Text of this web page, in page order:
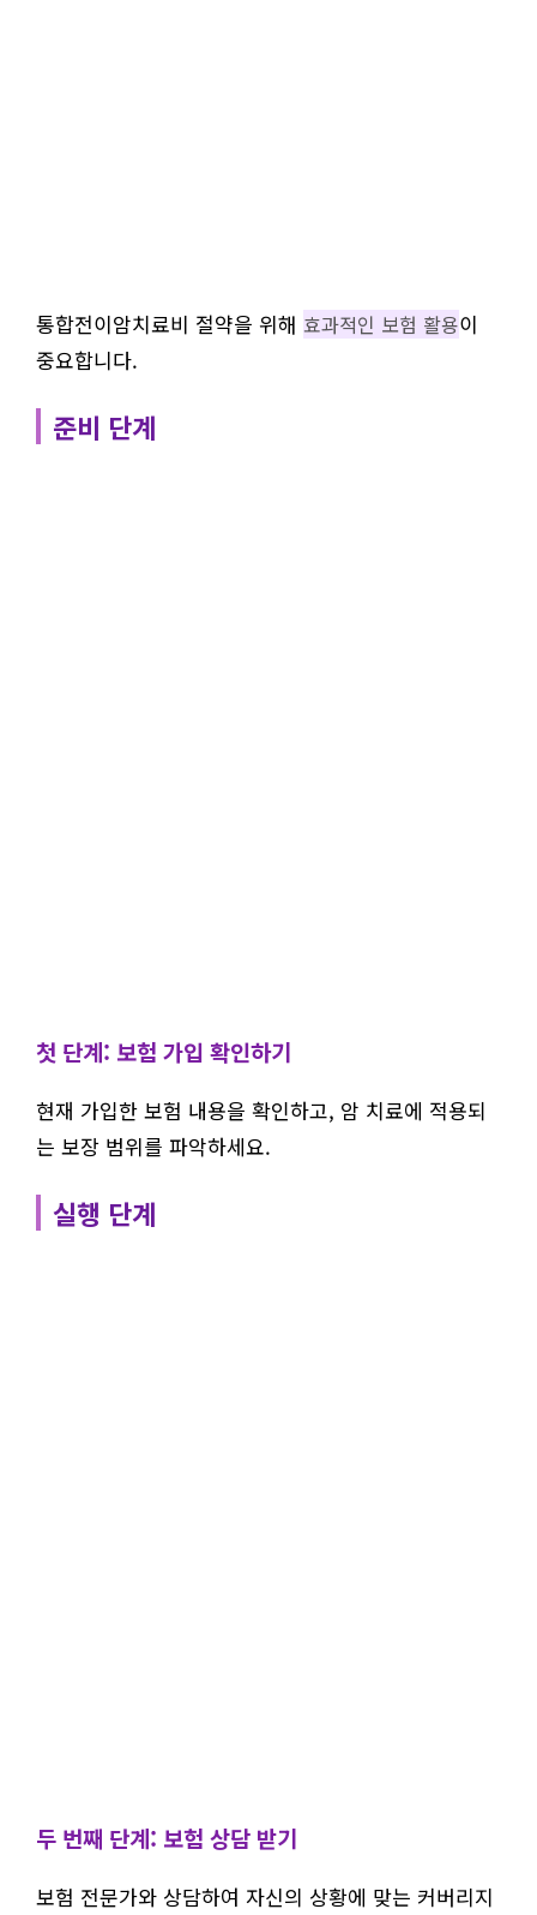
통합전이암치료비 절약을 위해 효과적인 보험 활용이
중요합니다.
준비 단계
첫 단계: 보험 가입 확인하기
현재 가입한 보험 내용을 확인하고, 암 치료에 적용되
는 보장 범위를 파악하세요.
실행 단계
두 번째 단계: 보험 상담 받기
보험 전문가와 상담하여 자신의 상황에 맞는 커버리지